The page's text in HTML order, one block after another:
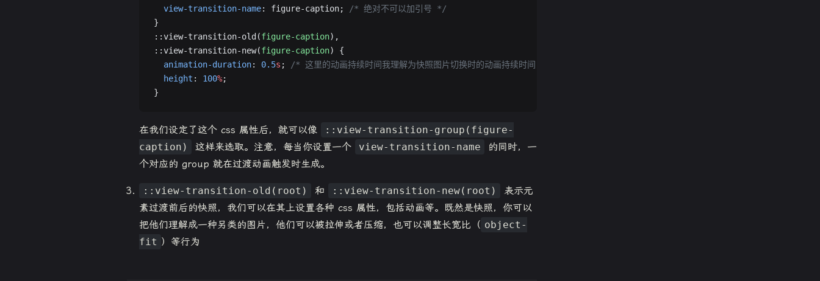
  view-transition-name
: figure-caption;
/* 绝对不可以加引号 */
}
::view-transition-old(figure-caption),
::view-transition-new(figure-caption) {
  animation-duration
: 0.5s ;
/* 这里的动画持续时间我理解为快照图片切换时的动画持续时间，对 color 有影响 */
  height
: 100%;
}
在我们设定了这个 css 属性后，就可以像
::view-transition-group(figure-
caption)
这样来选取。注意，每当你设置一个 view-transition-name
的同时，一
个对应的 group 就在过渡动画触发时生成。
::view-transition-old(root) 和 ::view-transition-new(root)
表示元
素过渡前后的快照，我们可以在其上设置各种 css 属性，包括动画等。既然是快照，你可以
把他们理解成一种另类的图片，他们可以被拉伸或者压缩，也可以调整长宽比（ object-
fit ）等行为